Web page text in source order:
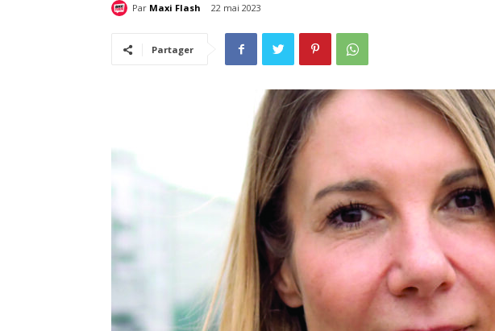
Par Maxi Flash 22 mai 2023
Partager